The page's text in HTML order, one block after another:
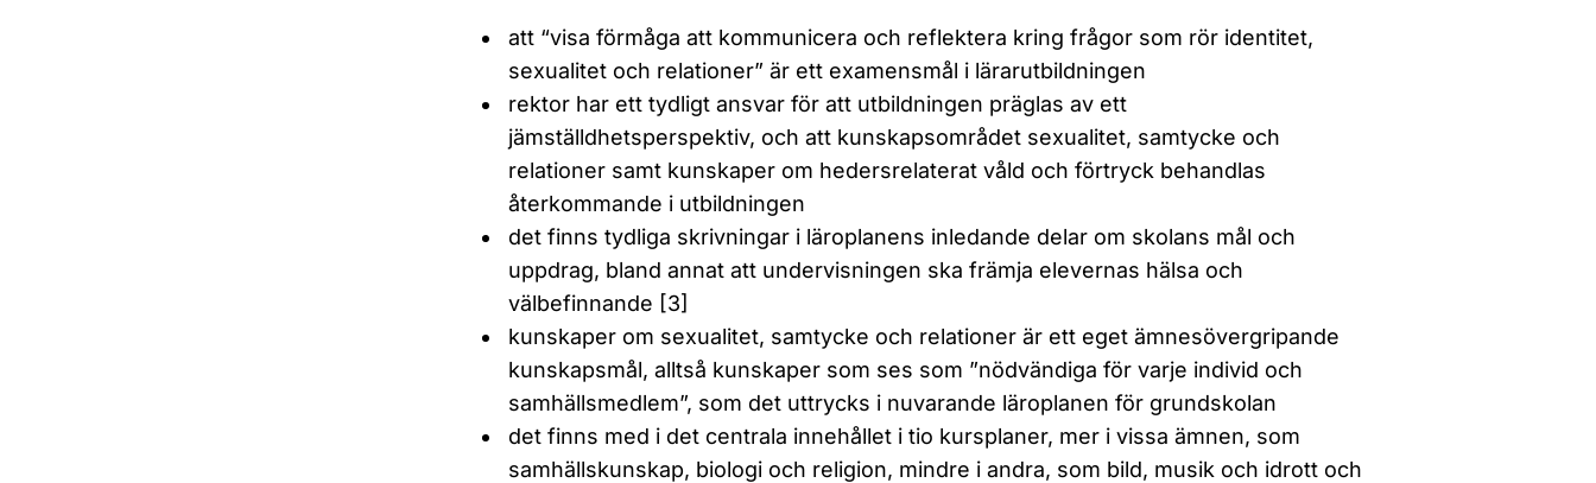
att “visa förmåga att kommunicera och reflektera kring frågor som rör identitet,
sexualitet och relationer” är ett examensmål i lärarutbildningen
rektor har ett tydligt ansvar för att utbildningen präglas av ett
jämställdhetsperspektiv, och att kunskapsområdet sexualitet, samtycke och
relationer samt kunskaper om hedersrelaterat våld och förtryck behandlas
återkommande i utbildningen
det finns tydliga skrivningar i läroplanens inledande delar om skolans mål och
uppdrag, bland annat att undervisningen ska främja elevernas hälsa och
välbefinnande [3]
kunskaper om sexualitet, samtycke och relationer är ett eget ämnesövergripande
kunskapsmål, alltså kunskaper som ses som ”nödvändiga för varje individ och
samhällsmedlem”, som det uttrycks i nuvarande läroplanen för grundskolan
det finns med i det centrala innehållet i tio kursplaner, mer i vissa ämnen, som
samhällskunskap, biologi och religion, mindre i andra, som bild, musik och idrott och